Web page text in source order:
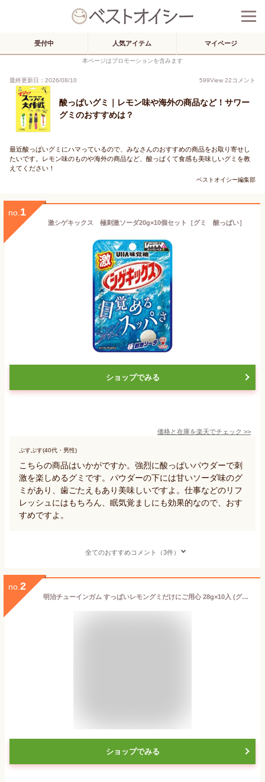
受付中 人気アイテム マイページ
本ページはプロモーションを含みます
最終更新日：2026/08/10 599View 22コメント
酸っぱいグミ｜レモン味や海外の商品など！サワー
グミのおすすめは？
最近酸っぱいグミにハマっているので、みなさんのおすすめの商品をお取り寄せし
たいです。レモン味のものや海外の商品など、酸っぱくて食感も美味しいグミを教
えてください！
ベストオイシー編集部
no. 1
激シゲキックス 極刺激ソーダ20g×10個セット［グミ 酸っぱい］
ショップでみる
価格と在庫を楽天でチェック >>
ぷすぷす(40代・男性)
こちらの商品はいかがですか。強烈に酸っぱいパウダーで刺
激を楽しめるグミです。パウダーの下には甘いソーダ味のグ
ミがあり、歯ごたえもあり美味しいですよ。仕事などのリフ
レッシュにはもちろん、眠気覚ましにも効果的なので、おす
すめですよ。
全てのおすすめコメント（3件）
no. 2
明治チューインガム すっぱいレモングミだけにご用心 28g×10入 (グミ 駄菓子 お菓子 おやつ 景品 ばらまき まとめ買い)
ショップでみる